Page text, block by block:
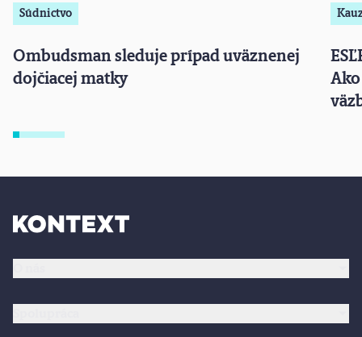
Súdnictvo
Ombudsman sleduje prípad uväznenej
dojčiacej matky